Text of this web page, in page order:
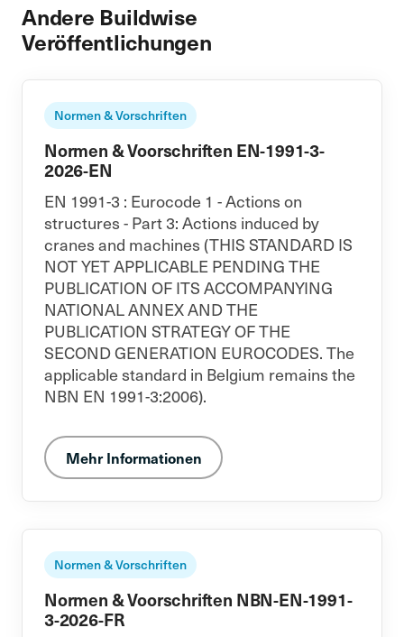
Andere Buildwise
Veröffentlichungen
Normen & Vorschriften
Normen & Voorschriften EN-1991-3-
2026-EN
EN 1991-3 : Eurocode 1 - Actions on
structures - Part 3: Actions induced by
cranes and machines (THIS STANDARD IS
NOT YET APPLICABLE PENDING THE
PUBLICATION OF ITS ACCOMPANYING
NATIONAL ANNEX AND THE
PUBLICATION STRATEGY OF THE
SECOND GENERATION EUROCODES. The
applicable standard in Belgium remains the
NBN EN 1991-3:2006).
Mehr Informationen
Normen & Vorschriften
Normen & Voorschriften NBN-EN-1991-
3-2026-FR